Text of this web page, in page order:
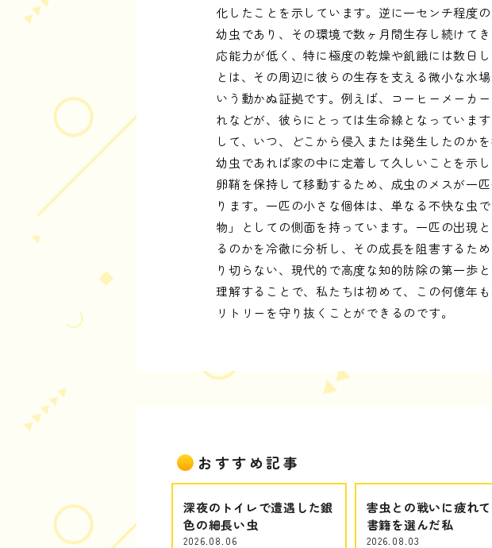
化したことを示しています。逆に一センチ程度
幼虫であり、その環境で数ヶ月間生存し続けて
応能力が低く、特に極度の乾燥や飢餓には数日
とは、その周辺に彼らの生存を支える微小な水
いう動かぬ証拠です。例えば、コーヒーメーカ
れなどが、彼らにとっては生命線となっていま
して、いつ、どこから侵入または発生したのか
幼虫であれば家の中に定着して久しいことを示
卵鞘を保持して移動するため、成虫のメスが一
ります。一匹の小さな個体は、単なる不快な虫
物」としての側面を持っています。一匹の出現
るのかを冷徹に分析し、その成長を阻害するた
り切らない、現代的で高度な知的防除の第一歩
理解することで、私たちは初めて、この何億年
リトリーを守り抜くことができるのです。
おすすめ記事
深夜のトイレで遭遇した銀
色の細長い虫
2026.08.06
害虫との戦いに疲れ
書籍を選んだ私
2026.08.03